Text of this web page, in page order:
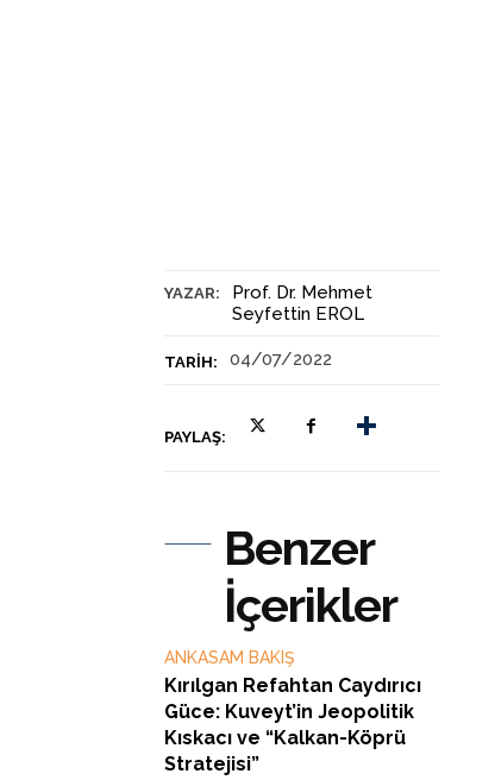
YAZAR:
Prof. Dr. Mehmet
Seyfettin EROL
TARIH: 04/07/2022
PAYLAŞ:
Benzer
İçerikler
ANKASAM BAKIŞ
Kırılgan Refahtan Caydırıcı
Güce: Kuveyt’in Jeopolitik
Kıskacı ve “Kalkan-Köprü
Stratejisi”